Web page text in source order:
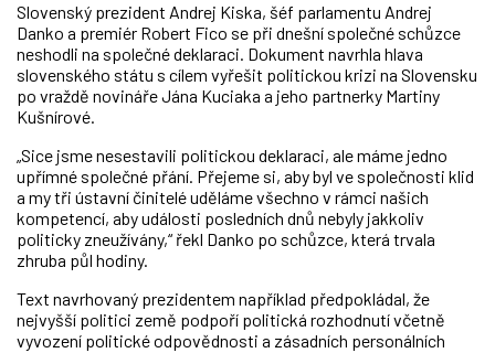
Slovenský prezident Andrej Kiska, šéf parlamentu Andrej
Danko a premiér Robert Fico se při dnešní společné schůzce
neshodli na společné deklaraci. Dokument navrhla hlava
slovenského státu s cílem vyřešit politickou krizi na Slovensku
po vraždě novináře Jána Kuciaka a jeho partnerky Martiny
Kušnírové.
„Sice jsme nesestavili politickou deklaraci, ale máme jedno
upřímné společné přání. Přejeme si, aby byl ve společnosti klid
a my tři ústavní činitelé uděláme všechno v rámci našich
kompetencí, aby události posledních dnů nebyly jakkoliv
politicky zneužívány,“ řekl Danko po schůzce, která trvala
zhruba půl hodiny.
Text navrhovaný prezidentem například předpokládal, že
nejvyšší politici země podpoří politická rozhodnutí včetně
vyvození politické odpovědnosti a zásadních personálních